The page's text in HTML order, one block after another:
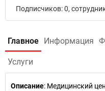
Подписчиков: 0,
Главное Информация
Услуги
Описание: Медицинский